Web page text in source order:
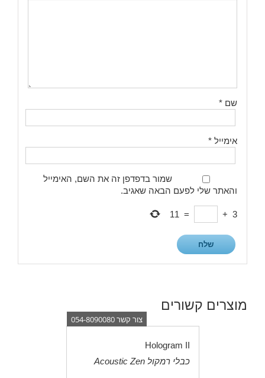
שם *
אימייל *
שמור בדפדפן זה את השם, האימייל
והאתר שלי לפעם הבאה שאגיב.
3
+
=
11
מוצרים קשורים
צור קשר 054-8090080
Hologram II
כבלי רמקול Acoustic Zen